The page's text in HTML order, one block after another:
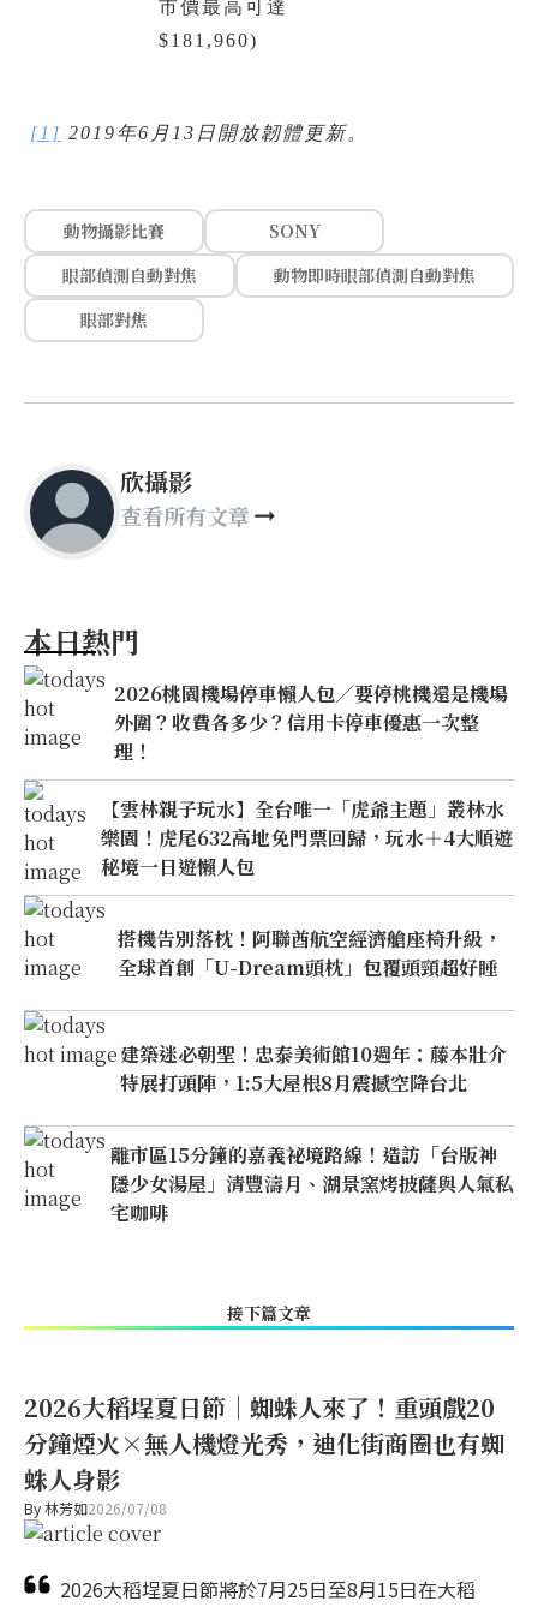
市價最高可達
$181,960)
[1] 2019年6月13日開放韌體更新。
動物攝影比賽
SONY
眼部偵測自動對焦
動物即時眼部偵測自動對焦
眼部對焦
欣攝影
查看所有文章
本日熱門
2026桃園機場停車懶人包／要停桃機還是機場
外圍？收費各多少？信用卡停車優惠一次整
理！
【雲林親子玩水】全台唯一「虎爺主題」叢林水
樂園！虎尾632高地免門票回歸，玩水＋4大順遊
秘境一日遊懶人包
搭機告別落枕！阿聯酋航空經濟艙座椅升級，
全球首創「U-Dream頭枕」包覆頭頸超好睡
建築迷必朝聖！忠泰美術館10週年：藤本壯介
特展打頭陣，1:5大屋根8月震撼空降台北
離市區15分鐘的嘉義祕境路線！造訪「台版神
隱少女湯屋」清豐濤月、湖景窯烤披薩與人氣私
宅咖啡
接下篇文章
2026大稻埕夏日節｜蜘蛛人來了！重頭戲20
分鐘煙火×無人機燈光秀，迪化街商圈也有蜘
蛛人身影
By林芳如2026/07/08
2026大稻埕夏日節將於7月25日至8月15日在大稻